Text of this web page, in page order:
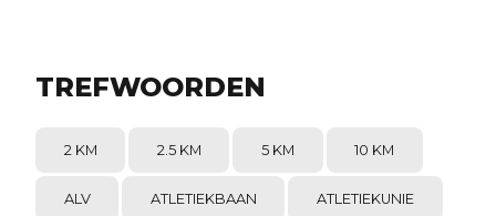
TREFWOORDEN
2 KM 2.5 KM 5 KM 10 KM
ALV ATLETIEKBAAN ATLETIEKUNIE